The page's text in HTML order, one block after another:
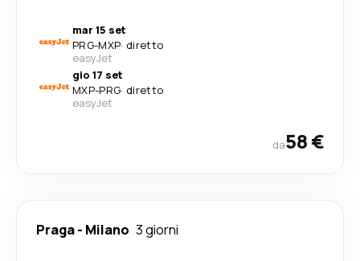
mar 15 set
PRG-MXP· diretto
easyJet
gio 17 set
MXP-PRG· diretto
easyJet
da58 €
Praga- Milano 3 giorni